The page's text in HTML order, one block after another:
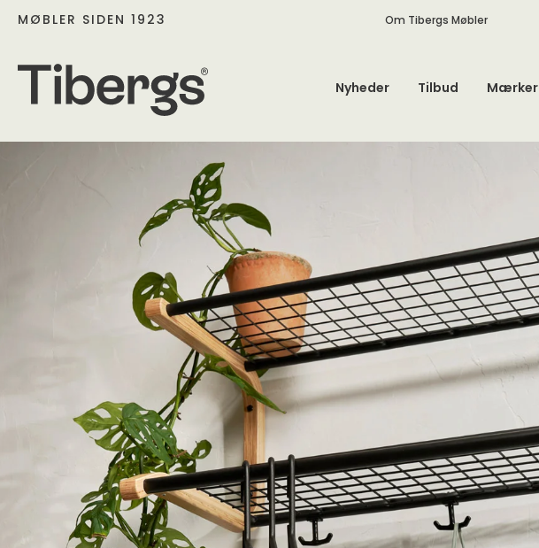
MØBLER SIDEN 1923 Om Tibergs Møbler
Nyheder Tilbud Mærker